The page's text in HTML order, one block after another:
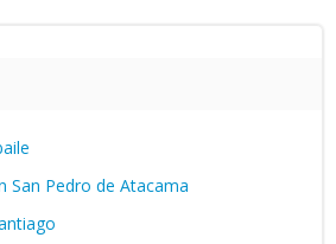
San Pedro de Atacama